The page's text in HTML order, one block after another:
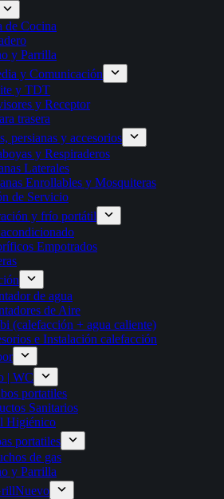
de Cocina
y Parrilla
y Comunicación
y TDT
y Receptor
trasera
persianas y accesorios
y Respiraderos
Laterales
Enrollables y Mosquiteras
de Servicio
y frío portátil
Empotrados
de agua
de Aire
(calefacción + agua caliente)
e Instalación calefacción
| WC
portatiles
Sanitarios
Higiénico
portatiles
de gas
y Parrilla
Nuevo